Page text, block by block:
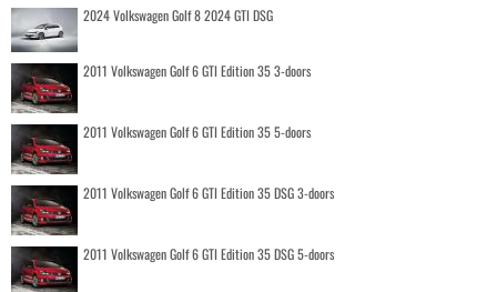
2024 Volkswagen Golf 8 2024 GTI DSG
2011 Volkswagen Golf 6 GTI Edition 35 3-doors
2011 Volkswagen Golf 6 GTI Edition 35 5-doors
2011 Volkswagen Golf 6 GTI Edition 35 DSG 3-doors
2011 Volkswagen Golf 6 GTI Edition 35 DSG 5-doors